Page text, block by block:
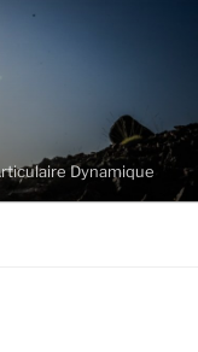
Dynamique